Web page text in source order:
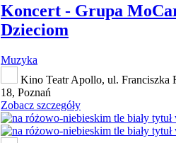
Koncert - Grupa
Dzieciom
Muzyka
Kino Teatr Apollo, ul. Franciszka
18, Poznań
Zobacz szczegóły